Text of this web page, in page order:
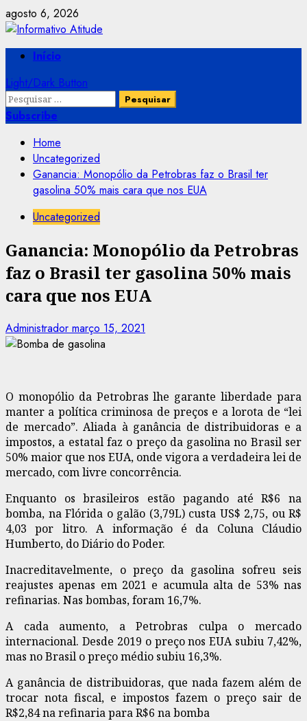
Skip
to
content
agosto 6, 2026
PrimaryInício
Light/Dark Button
Pesquisar
por:
Subscribe
Home
Uncategorized
Ganancia: Monopólio da Petrobras faz o Brasil ter
gasolina 50% mais cara que nos EUA
Uncategorized
Ganancia: Monopólio da Petrobras
faz o Brasil ter gasolina 50% mais
cara que nos EUA
Administrador março 15, 2021
O monopólio da Petrobras lhe garante liberdade para
manter a política criminosa de preços e a lorota de “lei
de mercado”. Aliada à ganância de distribuidoras e a
impostos, a estatal faz o preço da gasolina no Brasil ser
50% maior que nos EUA, onde vigora a verdadeira lei de
mercado, com livre concorrência.
Enquanto os brasileiros estão pagando até R$6 na
bomba, na Flórida o galão (3,79L) custa US$ 2,75, ou R$
4,03 por litro. A informação é da Coluna Cláudio
Humberto, do Diário do Poder.
Inacreditavelmente, o preço da gasolina sofreu seis
reajustes apenas em 2021 e acumula alta de 53% nas
refinarias. Nas bombas, foram 16,7%.
A cada aumento, a Petrobras culpa o mercado
internacional. Desde 2019 o preço nos EUA subiu 7,42%,
mas no Brasil o preço médio subiu 16,3%.
A ganância de distribuidoras, que nada fazem além de
trocar nota fiscal, e impostos fazem o preço sair de
R$2,84 na refinaria para R$6 na bomba